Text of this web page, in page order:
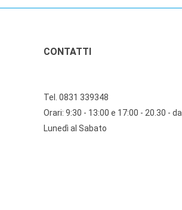
CONTATTI
Tel. 0831 339348
Orari: 9:30 - 13:00 e 17:00 - 20.30 - dal
Lunedì al Sabato